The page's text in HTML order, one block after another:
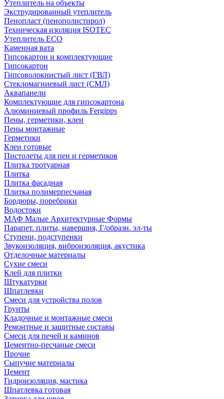
Утеплитель на объекты
Экструдированный утеплитель
Пенопласт (пенополистирол)
Техническая изоляция ISOTEC
Утеплитель ECO
Каменная вата
Гипсокартон и комплектующие
Гипсокартон
Гипсоволокнистый лист (ГВЛ)
Стекломагниевый лист (СМЛ)
Аквапанели
Комплектующие для гипсокартона
Алюминиевый профиль Fergipps
Пены, герметики, клеи
Пены монтажные
Герметики
Клеи готовые
Пистолеты для пен и герметиков
Плитка тротуарная
Плитка
Плитка фасадная
Плитка полимерпесчаная
Бордюры, поребрики
Водостоки
МАФ Малые Архитектурные Формы
Парапет. плиты, навершия, Г/образн. эл-ты
Ступени, подступенки
Звукоизоляция, виброизоляция, акустика
Отделочные материалы
Сухие смеси
Клей для плитки
Штукатурки
Шпатлевки
Смеси для устройства полов
Грунты
Кладочные и монтажные смеси
Ремонтные и защитные составы
Смеси для печей и каминов
Цементно-песчаные смеси
Прочие
Сыпучие материалы
Цемент
Гидроизоляция, мастика
Шпатлевка готовая